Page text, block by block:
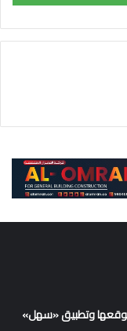
موقعها وتطبيق «سهل»